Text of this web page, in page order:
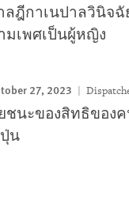
ลฎีกาเนปาลวินิจ
มเพศเป็นผู้หญิง
27, 2023
ชนะของสิทธิของ
น